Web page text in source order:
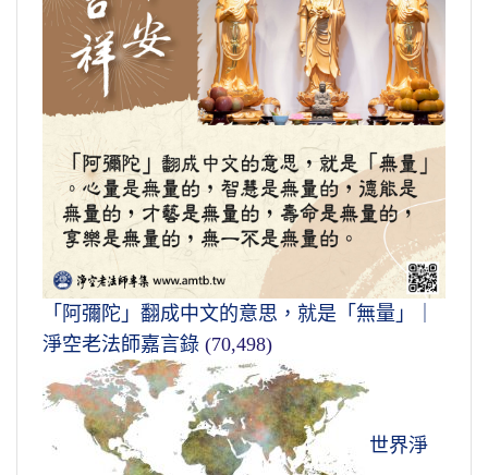
「阿彌陀」翻成中文的意思，就是「無量」｜
淨空老法師嘉言錄 (70,498)
世界淨